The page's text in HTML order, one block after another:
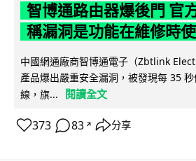
智博通路由器爆後門 官
稱漏洞是功能在維修時
中國網通廠商智博通電子（Zbtlink
產品爆出嚴重安全漏洞，被發現每 35
線，旗...
閱讀全文
373 83 ↗ 分享